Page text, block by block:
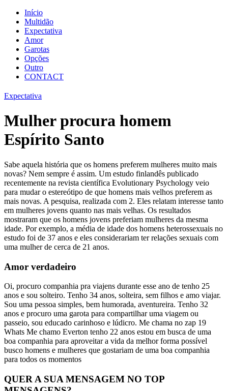
Início
Multidão
Expectativa
Amor
Garotas
Opções
Outro
CONTACT
Expectativa
Mulher procura homem
Espírito Santo
Sabe aquela história que os homens preferem mulheres muito mais
novas? Nem sempre é assim. Um estudo finlandês publicado
recentemente na revista científica Evolutionary Psychology veio
para mudar o estereótipo de que homens mais velhos preferem as
mais novas. A pesquisa, realizada com 2. Eles relatam interesse tanto
em mulheres jovens quanto nas mais velhas. Os resultados
mostraram que os homens jovens preferiam mulheres da mesma
idade. Por exemplo, a média de idade dos homens heterossexuais no
estudo foi de 37 anos e eles considerariam ter relações sexuais com
uma mulher de cerca de 21 anos.
Amor verdadeiro
Oi, procuro companhia pra viajens durante esse ano de tenho 25
anos e sou solteiro. Tenho 34 anos, solteira, sem filhos e amo viajar.
Sou uma pessoa simples, bem humorada, aventureira. Tenho 32
anos e procuro uma garota para compartilhar uma viagem ou
passeio, sou educado carinhoso e lúdicro. Me chama no zap 19
Whats Me chamo Everton tenho 22 anos estou em busca de uma
boa companhia para aproveitar a vida da melhor forma possível
busco homens e mulheres que gostariam de uma boa companhia
para todos os momentos
QUER A SUA MENSAGEM NO TOP